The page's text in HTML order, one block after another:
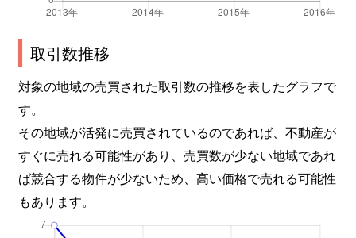
取引数推移
対象の地域の売買された取引数の推移を表したグラフで
す。
その地域が活発に売買されているのであれば、不動産が
すぐに売れる可能性があり、売買数が少ない地域であれ
ば競合する物件が少ないため、高い価格で売れる可能性
もあります。